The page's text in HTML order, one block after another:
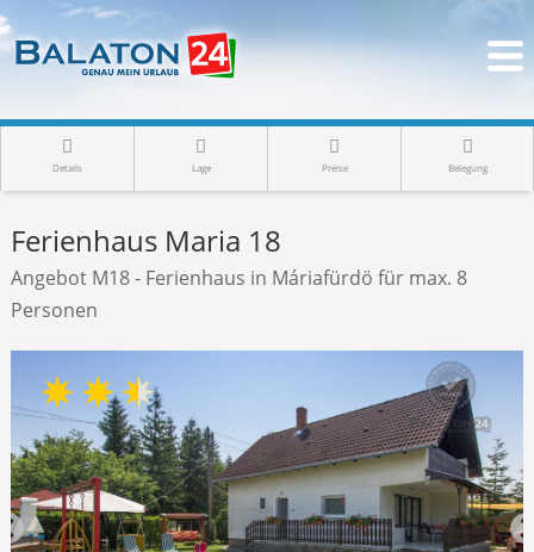
Details Lage Preise Belegung
Ferienhaus Maria 18
Angebot M18 - Ferienhaus in Máriafürdö für max. 8
Personen